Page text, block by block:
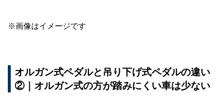
※画像はイメージです
オルガン式ペダルと吊り下げ式ペダルの違い
②｜オルガン式の方が踏みにくい車は少ない